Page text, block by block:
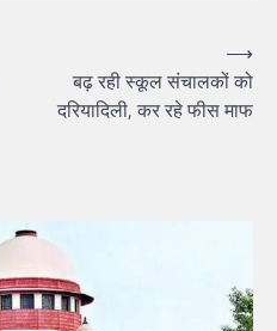
बढ़ रही स्कूल संचालकों को
दरियादिली, कर रहे फीस माफ
⟶